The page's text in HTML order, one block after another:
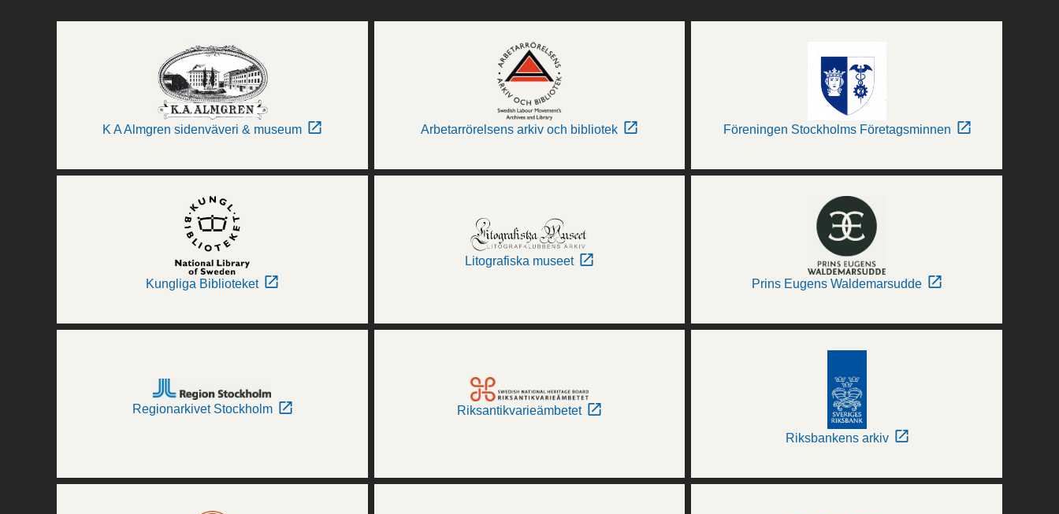
K A Almgren sidenväveri & museum Arbetarrörelsens arkiv och bibliotek Föreningen Stockholms Företagsminnen
Kungliga Biblioteket
Litografiska museet
Prins Eugens Waldemarsudde
Regionarkivet Stockholm Riksantikvarieämbetet
Riksbankens arkiv